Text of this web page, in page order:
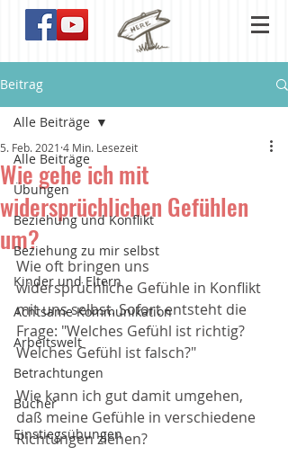
Beitrag
Alle Beiträge
Übungen
Beziehung und Konflikt
Beziehung zu mir selbst
Kinder und Eltern
Achtsame Kommunikation
Arbeitswelt
Betrachtungen
Bücher
Einstiegsübungen
Alle Beiträge
Wie gehe ich mit
widersprüchlichen Gefühlen
um?
5. Feb. 2021 4 Min. Lesezeit
Wie oft bringen uns
widersprüchliche Gefühle in Konflikt
mit uns selbst. Sofort entsteht die
Frage: "Welches Gefühl ist richtig?
Welches Gefühl ist falsch?"
Wie kann ich gut damit umgehen,
daß meine Gefühle in verschiedene
Richtungen ziehen?